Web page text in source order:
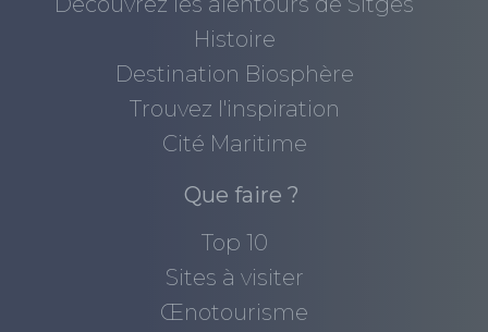
Histoire
Destination Biosphère
Trouvez l'inspiration
Cité Maritime
Que faire ?
Top 10
Sites à visiter
Œnotourisme